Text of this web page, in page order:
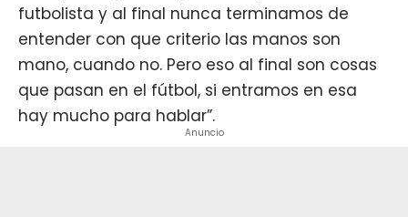
futbolista y al final nunca terminamos de
entender con que criterio las manos son
mano, cuando no. Pero eso al final son cosas
que pasan en el fútbol, si entramos en esa
hay mucho para hablar”.
Anuncio